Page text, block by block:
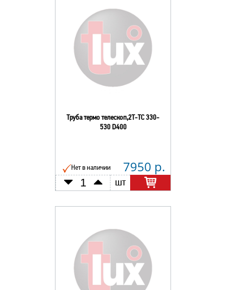
Труба термо телескоп,2Т-ТС 330-
530 D400
Нет в наличии 7950 р.
шт